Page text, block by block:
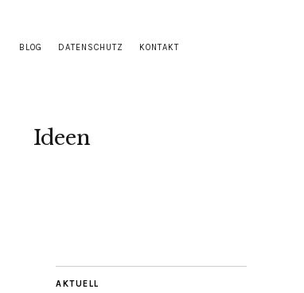
BLOG DATENSCHUTZ KONTAKT
Ideen
AKTUELL